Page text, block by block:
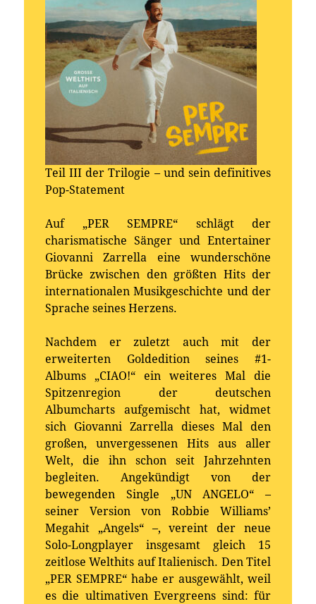
Teil III der Trilogie – und sein definitives
Pop-Statement
Auf „PER SEMPRE“ schlägt der
charismatische Sänger und Entertainer
Giovanni Zarrella eine wunderschöne
Brücke zwischen den größten Hits der
internationalen Musikgeschichte und der
Sprache seines Herzens.
Nachdem er zuletzt auch mit der
erweiterten Goldedition seines #1-
Albums „CIAO!“ ein weiteres Mal die
Spitzenregion der deutschen
Albumcharts aufgemischt hat, widmet
sich Giovanni Zarrella dieses Mal den
großen, unvergessenen Hits aus aller
Welt, die ihn schon seit Jahrzehnten
begleiten. Angekündigt von der
bewegenden Single „UN ANGELO“ –
seiner Version von Robbie Williams’
Megahit „Angels“ –, vereint der neue
Solo-Longplayer insgesamt gleich 15
zeitlose Welthits auf Italienisch. Den Titel
„PER SEMPRE“ habe er ausgewählt, weil
es die ultimativen Evergreens sind: für